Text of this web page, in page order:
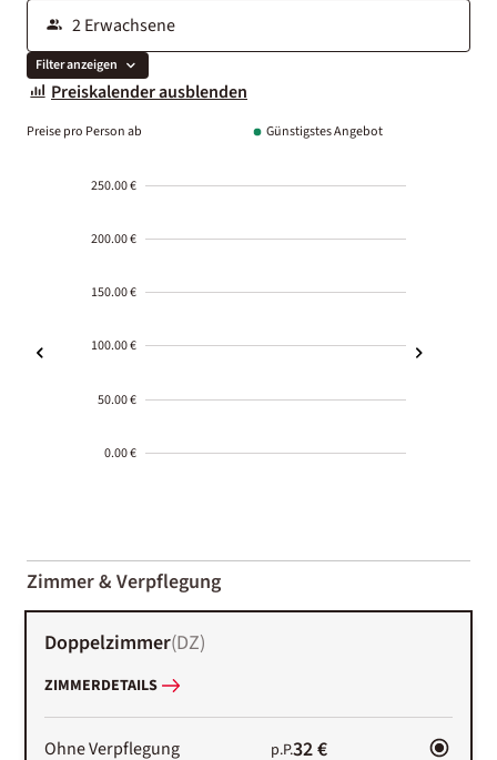
Filter anzeigen
Preiskalender ausblenden
Preise pro Person ab Günstigstes Angebot
250.00 €
200.00 €
150.00 €
100.00 €
50.00 €
0.00 €
01-02
Zimmer & Verpflegung
Doppelzimmer(DZ)
ZIMMERDETAILS
Ohne Verpflegung p.P.32 €